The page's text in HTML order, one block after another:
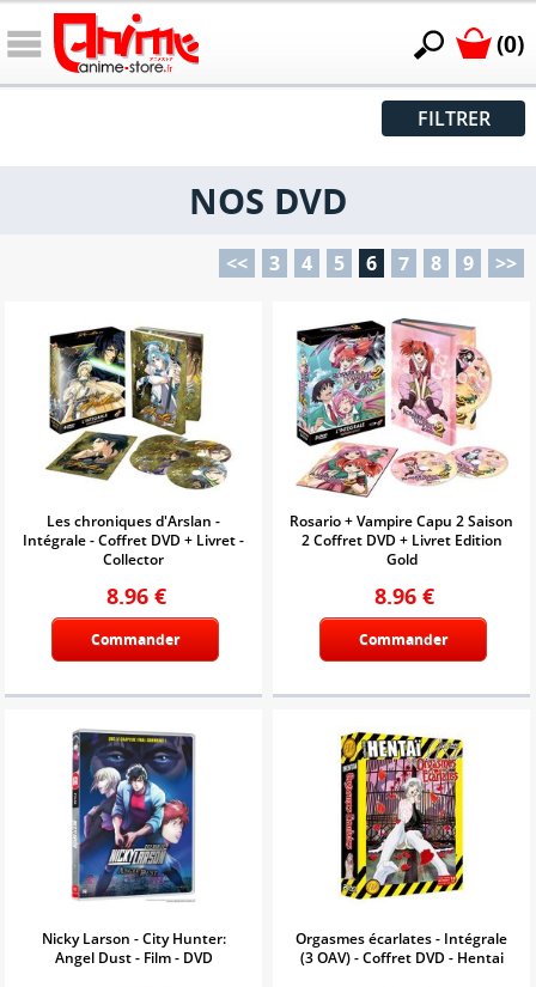
(0)
FILTRER
NOS DVD
<< 3 4 5 6 7 8 9 >>
Les chroniques d'Arslan -
Intégrale - Coffret DVD + Livret -
Collector
8.96 €
Commander
Rosario + Vampire Capu 2 Saison
2 Coffret DVD + Livret Edition
Gold
8.96 €
Commander
Nicky Larson - City Hunter:
Angel Dust - Film - DVD
Orgasmes écarlates - Intégrale
(3 OAV) - Coffret DVD - Hentai